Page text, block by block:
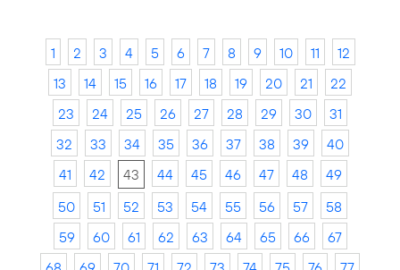
1 2 3 4 5 6 7 8 9 10 11
12
13
14 15 16 17 18 19 20 21
22
23
24 25 26 27 28 29 30
31
32
33 34 35 36 37 38 39
40
41
42 43 44 45 46 47 48
49
50
51 52 53 54 55 56 57
58
59
60 61 62 63 64 65 66
67